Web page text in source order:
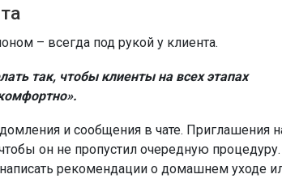
– всегда под рукой у клиента.
так, чтобы клиенты на всех этапах
и сообщения в чате. Приглашения
он не пропустил очередную процедуру.
рекомендации о домашнем уходе